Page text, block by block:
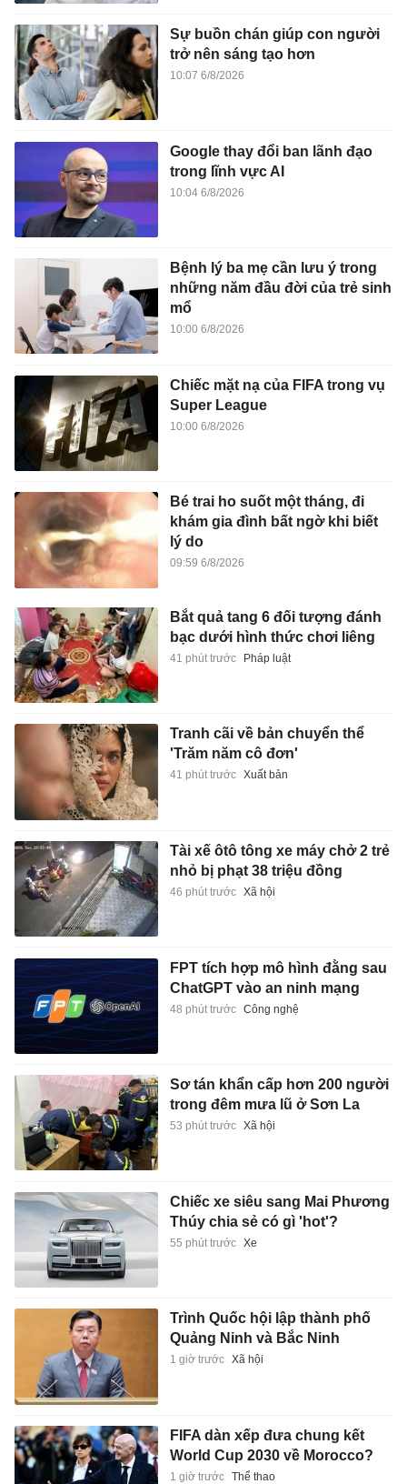
Sự buồn chán giúp con người
trở nên sáng tạo hơn
10:07 6/8/2026
Google thay đổi ban lãnh đạo
trong lĩnh vực AI
10:04 6/8/2026
Bệnh lý ba mẹ cần lưu ý trong
những năm đầu đời của trẻ sinh
mổ
10:00 6/8/2026
Chiếc mặt nạ của FIFA trong vụ
Super League
10:00 6/8/2026
Bé trai ho suốt một tháng, đi
khám gia đình bất ngờ khi biết
lý do
09:59 6/8/2026
Bắt quả tang 6 đối tượng đánh
bạc dưới hình thức chơi liêng
41 phút trước Pháp luật
Tranh cãi về bản chuyển thể
'Trăm năm cô đơn'
41 phút trước Xuất bản
Tài xế ôtô tông xe máy chở 2 trẻ
nhỏ bị phạt 38 triệu đồng
46 phút trước Xã hội
FPT tích hợp mô hình đằng sau
ChatGPT vào an ninh mạng
48 phút trước Công nghệ
Sơ tán khẩn cấp hơn 200 người
trong đêm mưa lũ ở Sơn La
53 phút trước Xã hội
Chiếc xe siêu sang Mai Phương
Thúy chia sẻ có gì 'hot'?
55 phút trước Xe
Trình Quốc hội lập thành phố
Quảng Ninh và Bắc Ninh
1 giờ trước Xã hội
FIFA dàn xếp đưa chung kết
World Cup 2030 về Morocco?
1 giờ trước Thể thao